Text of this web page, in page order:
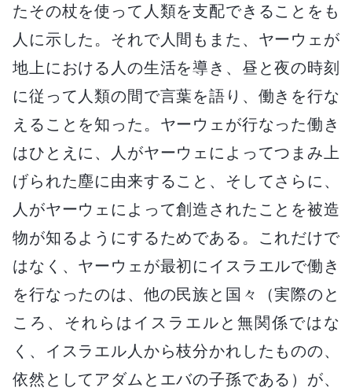
たその杖を使って人類を支配できることをも
人に示した。それで人間もまた、ヤーウェが
地上における人の生活を導き、昼と夜の時刻
に従って人類の間で言葉を語り、働きを行な
えることを知った。ヤーウェが行なった働き
はひとえに、人がヤーウェによってつまみ上
げられた塵に由来すること、そしてさらに、
人がヤーウェによって創造されたことを被造
物が知るようにするためである。これだけで
はなく、ヤーウェが最初にイスラエルで働き
を行なったのは、他の民族と国々（実際のと
ころ、それらはイスラエルと無関係ではな
く、イスラエル人から枝分かれしたものの、
依然としてアダムとエバの子孫である）が、